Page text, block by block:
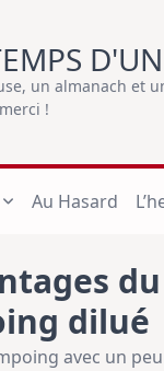
un almanach et
!
Au Hasard
du
dilué
avec un peu